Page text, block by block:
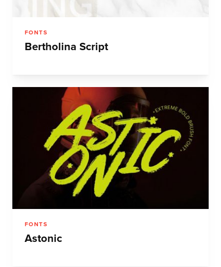
FONTS
Bertholina Script
FONTS
Astonic